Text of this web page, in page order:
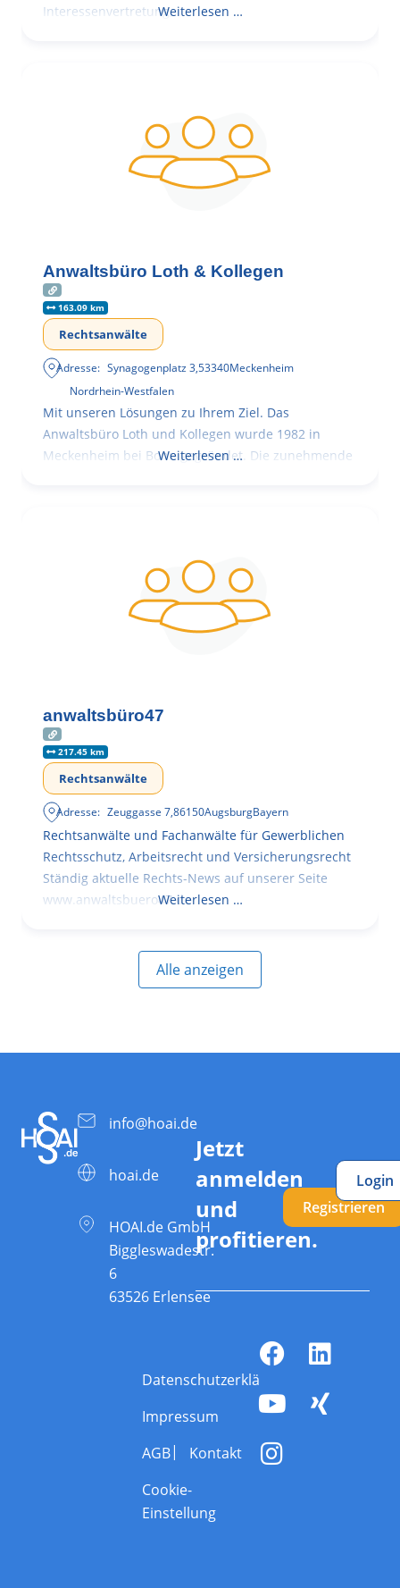
Interessenvertretung,Weiterlesen …
Anwaltsbüro Loth & Kollegen
163.09 km
Rechtsanwälte
Adresse: Synagogenplatz 3,53340Meckenheim
Nordrhein-Westfalen
Mit unseren Lösungen zu Ihrem Ziel. Das
Anwaltsbüro Loth und Kollegen wurde 1982 in
Meckenheim bei Bonn gegründet. Die zunehmende
Weiterlesen …
anwaltsbüro47
217.45 km
Rechtsanwälte
Adresse: Zeuggasse 7,86150AugsburgBayern
Rechtsanwälte und Fachanwälte für Gewerblichen
Rechtsschutz, Arbeitsrecht und Versicherungsrecht
Ständig aktuelle Rechts-News auf unserer Seite
www.anwaltsbuero47.deWeiterlesen …
Alle anzeigen
info@hoai.de
hoai.de
HOAI.de GmbH
Biggleswadestr.
6
63526 Erlensee
Jetzt
anmelden
und
profitieren.
Registrieren
Login
Datenschutzerklärung
Impressum
AGB
Kontakt
Cookie-
Einstellung